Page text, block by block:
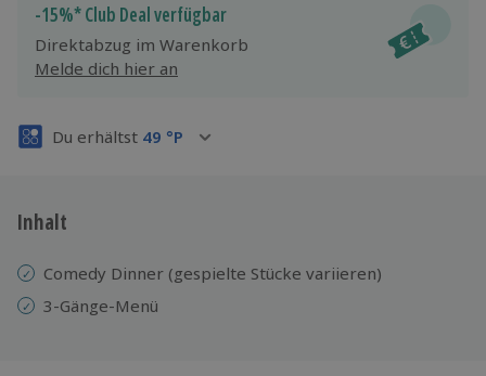
Jeder Gutschein für alle Erlebnisse einlösbar.
Maximale Sicherheit
3 Jahre gültig & verlängerbar.
-15%* Club Deal verfügbar
Direktabzug im Warenkorb
Melde dich hier an
Du erhältst 49 °P
Inhalt
Comedy Dinner (gespielte Stücke variieren)
3-Gänge-Menü